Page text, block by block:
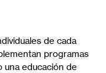
de cada
programas
una educación de